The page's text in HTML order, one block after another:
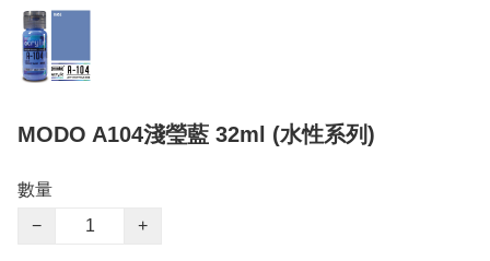
MODO A104淺瑩藍 32ml (水性系列)
數量
−
+